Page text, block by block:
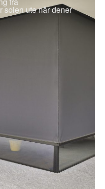
solen ute når dener